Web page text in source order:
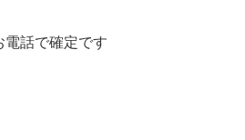
電話で確定です